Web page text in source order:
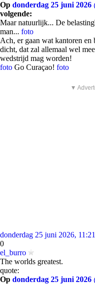
Op donderdag 25 juni 2026
volgende:
Maar natuurlijk... De
man... foto
Ach, er gaan wat kantoren en
dicht, dat zal allemaal wel
wedstrijd mag worden!
foto Go Curaçao! foto
▼
donderdag 25 juni 2026,
0
el_burro
The worlds greatest.
quote:
Op donderdag 25 juni 2026